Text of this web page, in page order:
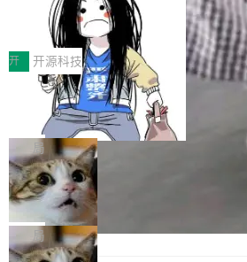
理两个方面，让用户的每一份算力都看得
得住、用得稳、省得下、更安全！ 一、从
始，Token使用一目...
作者）、Quoc Le（Google 大脑核心成
q2Seq 和 DocAI 的共同发明人）以及
yals（Gemini 联合负责人，AlphaSta...
耳科技研发的企业级终端编码智能体——
中文驱动的数字员工，自主理解需求、规
骤、编写代码。不挑模型、不挑平台，
装完即用。 开源地址：Gitee · GitCode
b 安装 支持 Java 8+（8~26）、macOS
x / Windows / Harmony PC。 # macOS
x / Harmony PC curl -fsSL https://
r.org/solon...
让“代码语义理解”深度释放AI Coding
价值潜能：华为云码道（CodeArts）
代码仓技术解析
一、代码仓深度理解技术的作用与价值
程实践中，代码仓是企业核心知识资产的
体。企业级代码仓库通常包含数十万乃至
个文件，其规模远超单次模型调用可承载
文窗口。随着项目规模的持续扩张与代码
不断累积，代码仓中的模块关系、接口契
务逻辑等关键信息往往分散于数十乃至数
件之中，形成高度复杂的知识关联网络。
代码检索手段（如关键词匹配、目录遍历
在语法层面完成文本定位，难以触及代码
内涵与结构关联，导致开发者使用代码智
开 开源科技
一条“删库”命令跑 17 小时，算法工程
师删光 89TB 数据只为干私活
最高人民检察院8月4日公布了一起案件：
名90后算法工程师王某，为了给自己接的
服务器空间，删光了公司AI游戏部门的全
数据。 王某2024年1月入职东城区某科技
短剧部门，有互联网大厂背景。在公司内
调整期间，部门三次通知全员将数据从A集
移到B集群，王某都回复了"收到"。 他没有
局
Cloudflare 分享推理优化实践：KV ca
che 量化 + 权重压缩，吞吐量提升 4
1%，成本降 30%
Kimi 和 GLM 是当前最强的大模型系列之
它们有一个共同的问题：太吃显存了。月
的 Kimi K 系列和智谱的 GLM 都是长上下
局